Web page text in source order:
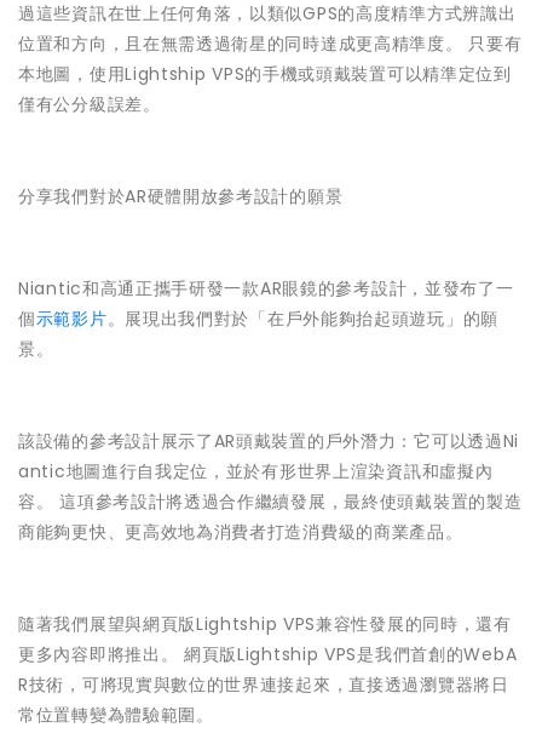
過這些資訊在世上任何角落，以類似GPS的高度精準方式辨識出
位置和方向，且在無需透過衛星的同時達成更高精準度。 只要有
本地圖，使用Lightship VPS的手機或頭戴裝置可以精準定位到
僅有公分級誤差。
分享我們對於AR硬體開放參考設計的願景
Niantic和高通正攜手研發一款AR眼鏡的參考設計，並發布了一
個示範影片。展現出我們對於「在戶外能夠抬起頭遊玩」的願
景。
該設備的參考設計展示了AR頭戴裝置的戶外潛力：它可以透過Ni
antic地圖進行自我定位，並於有形世界上渲染資訊和虛擬內
容。 這項參考設計將透過合作繼續發展，最終使頭戴裝置的製造
商能夠更快、更高效地為消費者打造消費級的商業產品。
隨著我們展望與網頁版Lightship VPS兼容性發展的同時，還有
更多內容即將推出。 網頁版Lightship VPS是我們首創的WebA
R技術，可將現實與數位的世界連接起來，直接透過瀏覽器將日
常位置轉變為體驗範圍。